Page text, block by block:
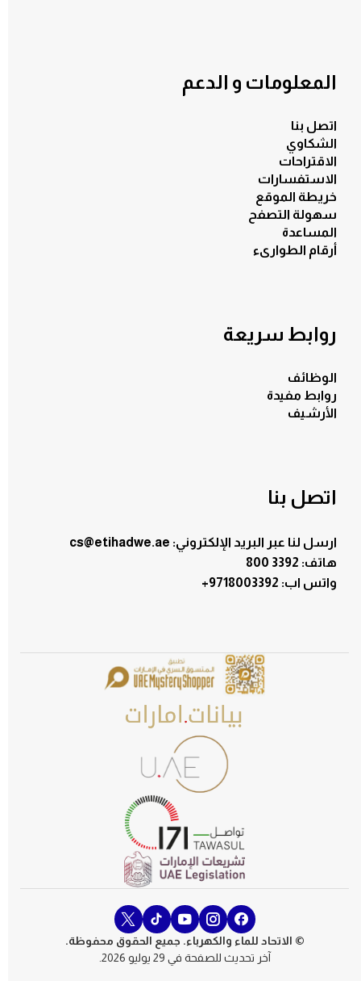
المعلومات و الدعم
اتصل بنا
الشكاوي
الاقتراحات
الاستفسارات
خريطة الموقع
سهولة التصفح
المساعدة
أرقام الطوارىء
روابط سريعة
الوظائف
روابط مفيدة
الأرشيف
اتصل بنا
ارسل لنا عبر البريد الإلكتروني: cs@etihadwe.ae
هاتف: 3392 800
+9718003392 :واتس اب
© الاتحاد للماء والكهرباء. جميع الحقوق محفوظة.
آخر تحديث للصفحة في 29 يوليو 2026.